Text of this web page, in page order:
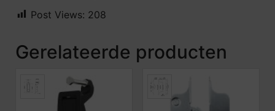
Post Views: 208
Gerelateerde producten